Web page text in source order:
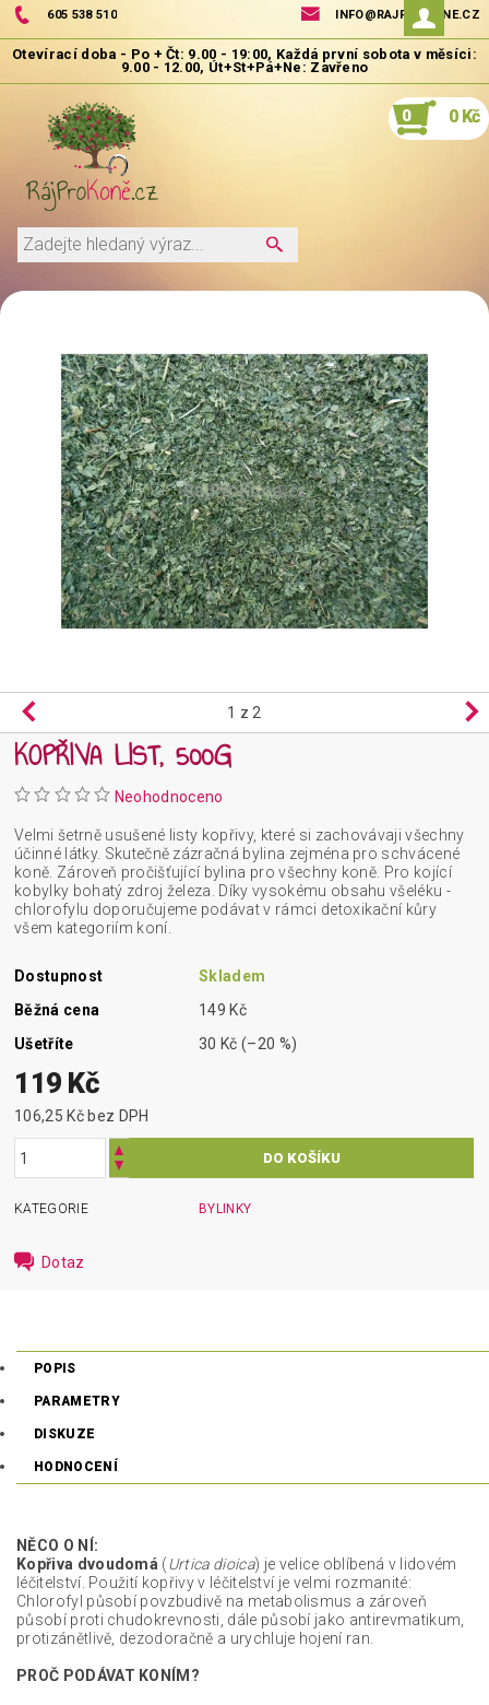
605 538 510 INFO@RAJPROKONE.CZ
0 0 Kč
1 z 2
KOPŘIVA LIST, 500G
Neohodnoceno
Velmi šetrně usušené listy kopřivy, které si zachovávaji všechny
účinné látky. Skutečně zázračná bylina zejména pro schvácené
koně. Zároveň pročišťující bylina pro všechny koně. Pro kojící
kobylky bohatý zdroj železa. Díky vysokému obsahu všeléku -
chlorofylu doporučujeme podávat v rámci detoxikační kůry
všem kategoriím koní.
Dostupnost
Skladem
Běžná cena
149 Kč
Ušetříte
30 Kč(–20 %)
119 Kč
106,25 Kč bez DPH
KATEGORIE BYLINKY
Dotaz
POPIS
PARAMETRY
DISKUZE
HODNOCENÍ
NĚCO O NÍ:
Kopřiva dvoudomá (Urtica dioica) je velice oblíbená v lidovém
léčitelství. Použití kopřivy v léčitelství je velmi rozmanité:
Chlorofyl působí povzbudivě na metabolismus a zároveň
působí proti chudokrevnosti, dále působí jako antirevmatikum,
protizánětlivě, dezodoračně a urychluje hojení ran.
PROČ PODÁVAT KONÍM?